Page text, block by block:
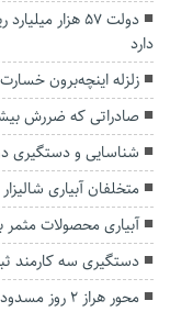
دولت ۵۷ هزار
دارد
زلزله اینچه‌برون
صادراتی که ضررش
شناسایی و دستگیری
متخلفان آبیاری
آبیاری محصولات
دستگیری سه کارمند
محور هراز ۲ روز مسدود است